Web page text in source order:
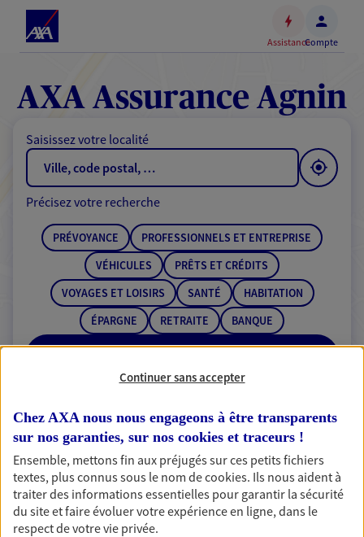
Accéder
contenu
principal
au
de
AssistanceCompte
AXA Assurance Agnin
Saisissez votre localité
Précisez votre recherche
PRÉVOYANCE
PROFESSIONNELS ET ENTREPRISE
VÉHICULES
PRÊTS ET CRÉDITS
VOYAGES ET LOISIRS
SANTÉ
HABITATION
ÉPARGNE
RETRAITE BANQUE
1 résultat correspond à votre
recherche
Passer les
résultats
Liste
Continuer sans accepter
Chez AXA nous nous engageons à être transparents
sur nos garanties, sur nos cookies et traceurs !
Ensemble, mettons fin aux préjugés sur ces petits fichiers
textes, plus connus sous le nom decookies. Ils nous aident à
traiter des informations essentielles pour garantir la sécurité
du site et faire évoluer votre expérience en ligne, dans le
respect de votre vie privée.